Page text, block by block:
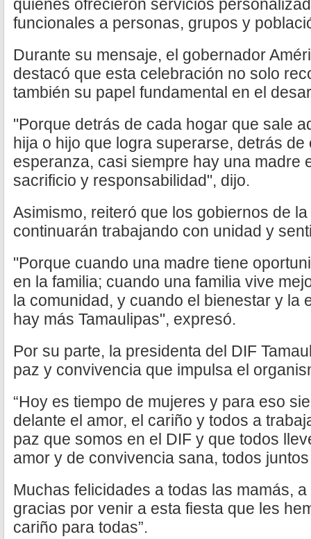
quienes ofrecieron servicios
funcionales a personas, grupos y
Durante su mensaje, el gobernador
destacó que esta celebración no solo
también su papel fundamental en el
"Porque detrás de cada hogar que sale
hija o hijo que logra superarse, detrás
esperanza, casi siempre hay una madre
sacrificio y responsabilidad", dijo.
Asimismo, reiteró que los gobiernos de
continuarán trabajando con unidad y
"Porque cuando una madre tiene
en la familia; cuando una familia vive
la comunidad, y cuando el bienestar y la
hay más Tamaulipas", expresó.
Por su parte, la presidenta del DIF
paz y convivencia que impulsa el
“Hoy es tiempo de mujeres y para eso
delante el amor, el cariño y todos a
paz que somos en el DIF y que todos
amor y de convivencia sana, todos
Muchas felicidades a todas las mamás,
gracias por venir a esta fiesta que les
cariño para todas”.